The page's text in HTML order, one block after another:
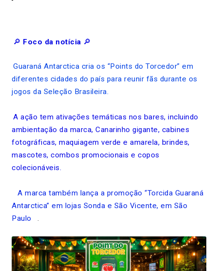
🔎 Foco da notícia 🔎
Guaraná Antarctica cria os “Points do Torcedor” em
diferentes cidades do país para reunir fãs durante os
jogos da Seleção Brasileira.
A ação tem ativações temáticas nos bares, incluindo
ambientação da marca, Canarinho gigante, cabines
fotográficas, maquiagem verde e amarela, brindes,
mascotes, combos promocionais e copos
colecionáveis.
A marca também lança a promoção “Torcida Guaraná
Antarctica” em lojas Sonda e São Vicente, em São
Paulo
.